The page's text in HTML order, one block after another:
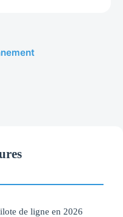
de ligne en 2026